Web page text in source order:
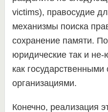
victims), правосудие
механизмы поиска
сохранение памяти.
юридические так и
как
организациями.
Конечно, реализация